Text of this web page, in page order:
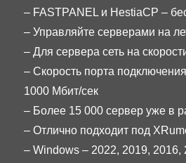
– FASTPANEL и HestiaCP –
– Управляйте серверами на
– Для сервера сеть на
– Скорость порта
1000 Мбит/сек
– Более 15 000 сервер уже в
– Отлично подходит под
– Windows – 2022, 2019, 2016,